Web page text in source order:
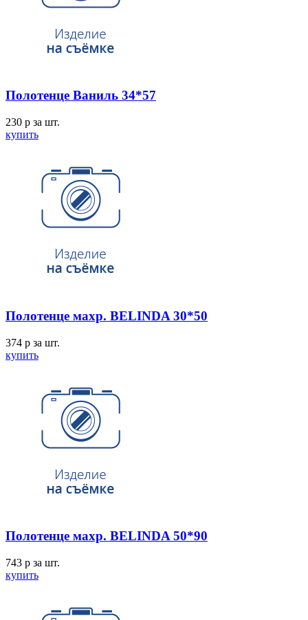
Полотенце Ваниль 34*57
230 p за шт.
купить
Полотенце махр. BELINDA 30*50
374 p за шт.
купить
Полотенце махр. BELINDA 50*90
743 p за шт.
купить